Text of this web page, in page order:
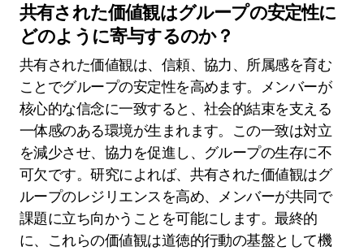
共有された価値観はグループの安定性に
どのように寄与するのか？
共有された価値観は、信頼、協力、所属感を育む
ことでグループの安定性を高めます。メンバーが
核心的な信念に一致すると、社会的結束を支える
一体感のある環境が生まれます。この一致は対立
を減少させ、協力を促進し、グループの生存に不
可欠です。研究によれば、共有された価値観はグ
ループのレジリエンスを高め、メンバーが共同で
課題に立ち向かうことを可能にします。最終的
に、これらの価値観は道徳的行動の基盤として機